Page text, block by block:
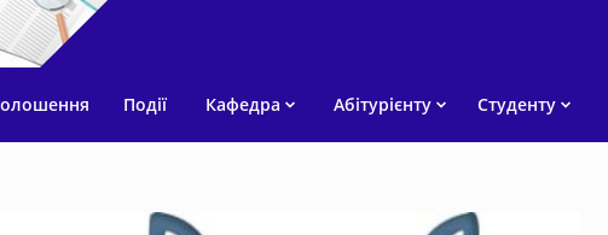
Події Кафедра Абітурієнту Студенту